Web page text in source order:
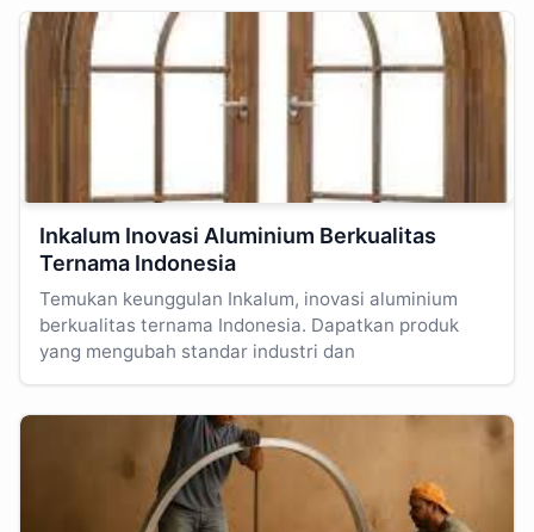
Inkalum Inovasi Aluminium Berkualitas
Ternama Indonesia
Temukan keunggulan Inkalum, inovasi aluminium
berkualitas ternama Indonesia. Dapatkan produk
yang mengubah standar industri dan